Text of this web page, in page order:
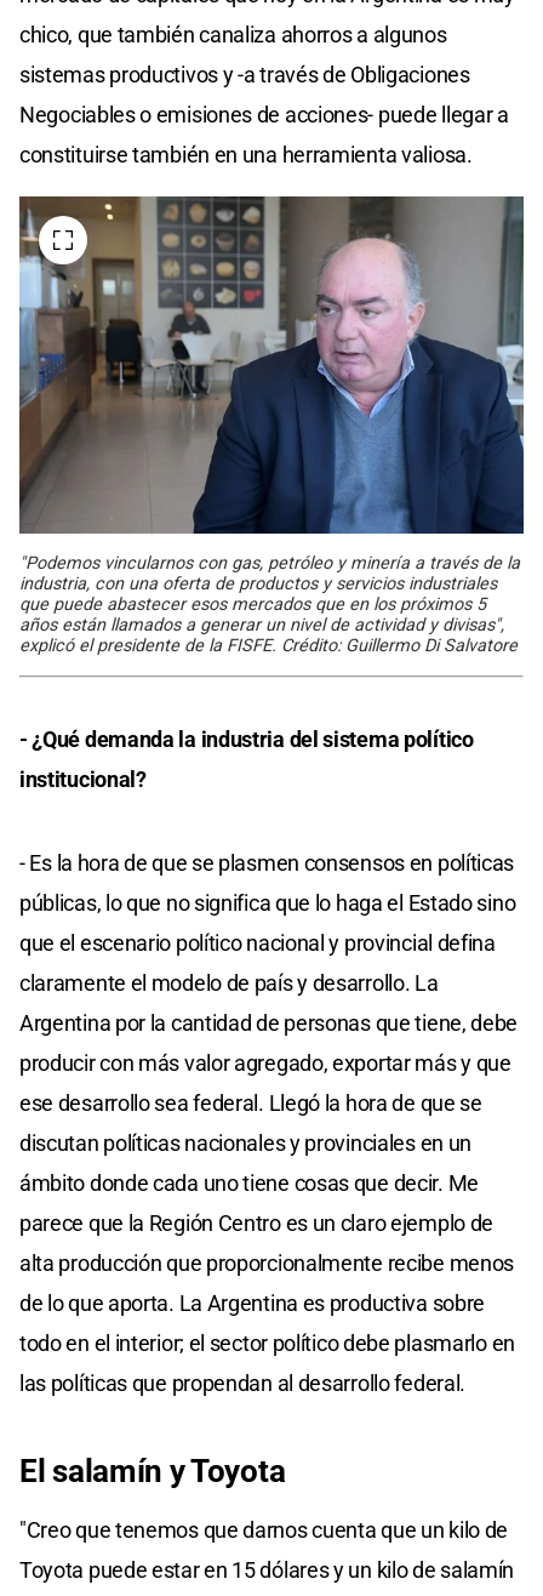
chico, que también canaliza ahorros a algunos
sistemas productivos y -a través de Obligaciones
Negociables o emisiones de acciones- puede llegar a
constituirse también en una herramienta valiosa.
"Podemos vincularnos con gas, petróleo y minería a través de la
industria, con una oferta de productos y servicios industriales
que puede abastecer esos mercados que en los próximos 5
años están llamados a generar un nivel de actividad y divisas",
explicó el presidente de la FISFE. Crédito: Guillermo Di Salvatore
- ¿Qué demanda la industria del sistema político
institucional?
- Es la hora de que se plasmen consensos en políticas
públicas, lo que no significa que lo haga el Estado sino
que el escenario político nacional y provincial defina
claramente el modelo de país y desarrollo. La
Argentina por la cantidad de personas que tiene, debe
producir con más valor agregado, exportar más y que
ese desarrollo sea federal. Llegó la hora de que se
discutan políticas nacionales y provinciales en un
ámbito donde cada uno tiene cosas que decir. Me
parece que la Región Centro es un claro ejemplo de
alta producción que proporcionalmente recibe menos
de lo que aporta. La Argentina es productiva sobre
todo en el interior; el sector político debe plasmarlo en
las políticas que propendan al desarrollo federal.
El salamín y Toyota
"Creo que tenemos que darnos cuenta que un kilo de
Toyota puede estar en 15 dólares y un kilo de salamín